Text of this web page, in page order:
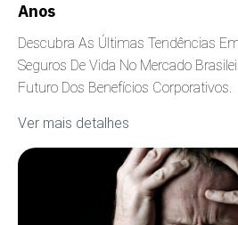
Anos
Descubra As Últimas Tendências
Seguros De Vida No Mercado
Futuro Dos Benefícios Corporativos.
Ver mais detalhes